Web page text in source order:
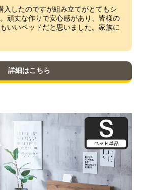
入したのですが組み立てがとてもシ
頑丈な作りで安心感があり、皆様の
いいベッドだと思いました。家族に
詳細はこちら